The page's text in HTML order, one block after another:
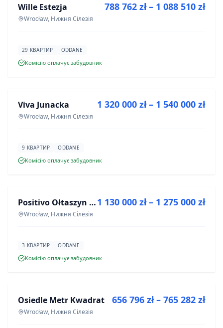
ІНВЕСТИЦІЯ
Wille Estezja
Wrocław, Нижня Сілезія
788 762 zł – 1 088 510 zł
29 КВАРТИР ODDANE
Комісію оплачує забудовник
ІНВЕСТИЦІЯ
Viva Junacka
Wrocław, Нижня Сілезія
1 320 000 zł – 1 540 000 zł
9 КВАРТИР ODDANE
Комісію оплачує забудовник
ІНВЕСТИЦІЯ Positivo Ołtaszyn - mieszkania wykończone pod klucz
Wrocław, Нижня Сілезія
1 130 000 zł – 1 275 000 zł
3 КВАРТИР ODDANE
Комісію оплачує забудовник
ІНВЕСТИЦІЯ
Osiedle Metr Kwadrat
Wrocław, Нижня Сілезія
656 796 zł – 765 282 zł